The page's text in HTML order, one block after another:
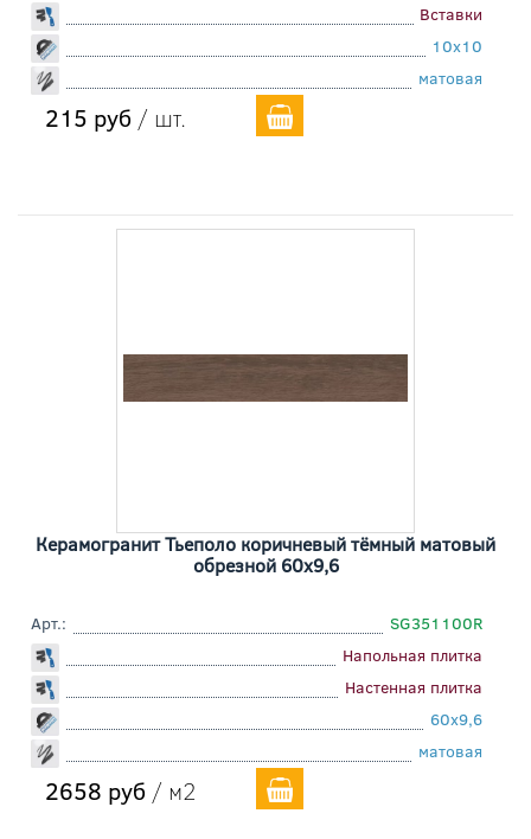
Вставки
10x10
матовая
215 руб / шт.
Керамогранит Тьеполо коричневый тёмный матовый
обрезной 60x9,6
Арт.:
SG351100R
Напольная плитка
Настенная плитка
60x9,6
матовая
2658 руб / м2